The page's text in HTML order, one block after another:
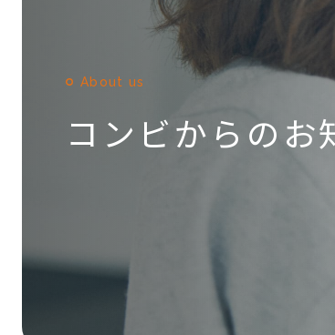
About us
コンビからのお